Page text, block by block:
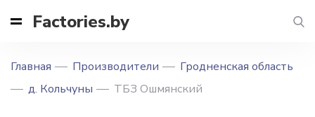
Factories.by
Главная Производители
Гродненская область
д. Кольчуны
ТБЗ Ошмянский